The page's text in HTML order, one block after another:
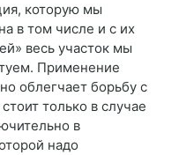
которую мы
в том числе и с их
весь участок мы
Применение
облегчает борьбу с
только в случае
в
надо